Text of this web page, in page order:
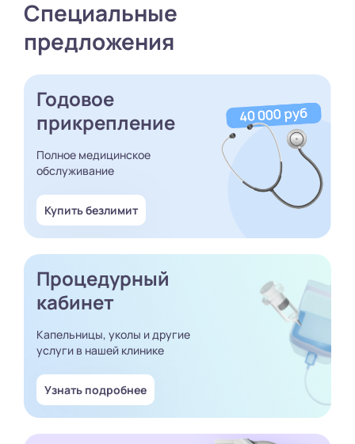
Специальные
предложения
Годовое
прикрепление
Полное медицинское
обслуживание
Купить безлимит
Процедурный
кабинет
Капельницы, уколы и другие
услуги в нашей клинике
Узнать подробнее